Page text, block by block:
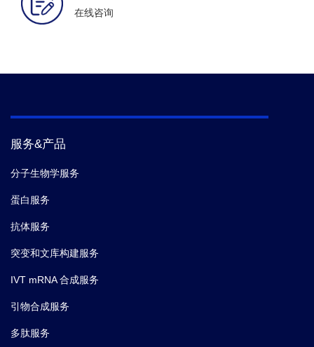
在线咨询
服务&产品
分子生物学服务
蛋白服务
抗体服务
突变和文库构建服务
IVT mRNA 合成服务
引物合成服务
多肽服务